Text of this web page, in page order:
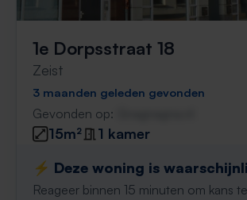
1e Dorpsstraat 18
Zeist
3 maanden geleden gevonden
Gevonden op:
15m²
1 kamer
⚡️ Deze woning is
Reageer binnen 15 minuten om kans